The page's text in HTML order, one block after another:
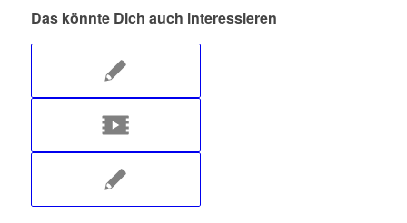
Das könnte Dich auch interessieren